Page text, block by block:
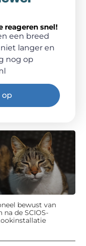
bewust van
de SCIOS-
reageren snel!
een breed
langer en
nog op
op